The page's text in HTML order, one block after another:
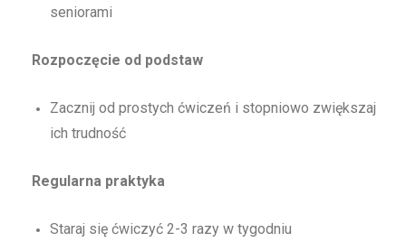
seniorami
Rozpoczęcie od podstaw
Zacznij od prostych ćwiczeń i stopniowo zwiększaj
ich trudność
Regularna praktyka
Staraj się ćwiczyć 2-3 razy w tygodniu